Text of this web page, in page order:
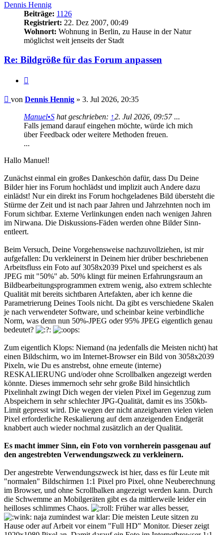
Dennis Hennig
Beiträge: 1126
Registriert: 22. Dez 2007, 00:49
Wohnort: Wohnung in Berlin, zu Hause in der Natur
möglichst weit jenseits der Stadt
Re: Bildgröße für das Forum anpassen
Beitrag
von Dennis Hennig » 3. Jul 2026, 20:35
Manuel•S hat geschrieben: ↑2. Jul 2026, 09:57...
Falls jemand darauf eingehen möchte, würde ich mich
über Feedback oder weitere Methoden freuen.
...
Hallo Manuel!
Zunächst einmal ein großes Dankeschön dafür, dass Du Deine
Bilder hier ins Forum hochlädst und implizit auch Andere dazu
einlädst! Nur ein direkt ins Forum hochgeladenes Bild übersteht die
Stürme der Zeit und ist nach paar Jahren und Jahrzehnten noch im
Forum sichtbar. Externe Verlinkungen enden nach wenigen Jahren
im Nirwana. Die Diskussions-Fäden werden ohne Bilder Sinn-
entleert.
Beim Versuch, Deine Vorgehensweise nachzuvollziehen, ist mir
aufgefallen: Du verkleinerst in Deinem hier drüber beschriebenen
Arbeitsfluss ein Foto auf 3058x2039 Pixel und speicherst es als
JPEG mit "50%" ab. 50% klingt für meinen Erfahrungsraum an
Bildbearbeitungsprogrammen extrem wenig, also extrem schlechte
Qualität mit bereits sichtbaren Artefakten, aber ich kenne die
Parametrierung Deines Tools nicht. Da gibt es verschiedene Skalen
je nach verwendeter Software, und scheinbar keine verbindliche
Norm, was denn nun 50%-JPEG oder 95% JPEG eigentlich genau
bedeutet?
Zum eigentlich Klops: Niemand (na jedenfalls die Meisten nicht) hat
einen Bildschirm, wo im Internet-Browser ein Bild von 3058x2039
Pixeln, wie Du es anstrebst, ohne erneute (interne)
RESKALIERUNG und/oder ohne Scrollbalken angezeigt werden
könnte. Dieses immernoch sehr sehr große Bild hinsichtlich
Pixelinhalt zwingt Dich wegen der vielen Pixel im Gegenzug zum
Abspeichern in sehr schlechter JPG-Qualität, damit es ins 350kb-
Limit gepresst wird. Die wegen der nicht anzeigbaren vielen vielen
Pixel erforderliche Reskalierung auf dem anzeigenden Endgerät
knabbert auch wieder nochmal zusätzlich an der Qualität.
Es macht immer Sinn, ein Foto von vornherein passgenau auf
den angestrebten Verwendungszweck zu verkleinern.
Der angestrebte Verwendungszweck ist hier, dass es für Leute mit
"normalen" Bildschirmen 1:1 Pixel pro Pixel, ohne Neuberechnung
im Browser, und ohne Scrollbalken angezeigt werden kann. Durch
die Schwemme an Mobilgeräten gibt es da mittlerweile leider ein
heilloses schlimmes Chaos.
Früher war alles besser,
naja zumindest war klar: Die meisten Leute sitzen zu
Hause oder auf Arbeit vor einem "Full HD" Monitor. Dieser zeigt